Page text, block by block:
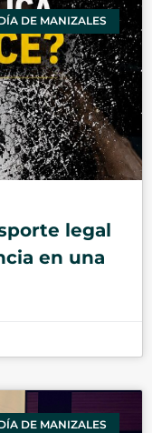
DE MANIZALES
legal
en una
DE MANIZALES